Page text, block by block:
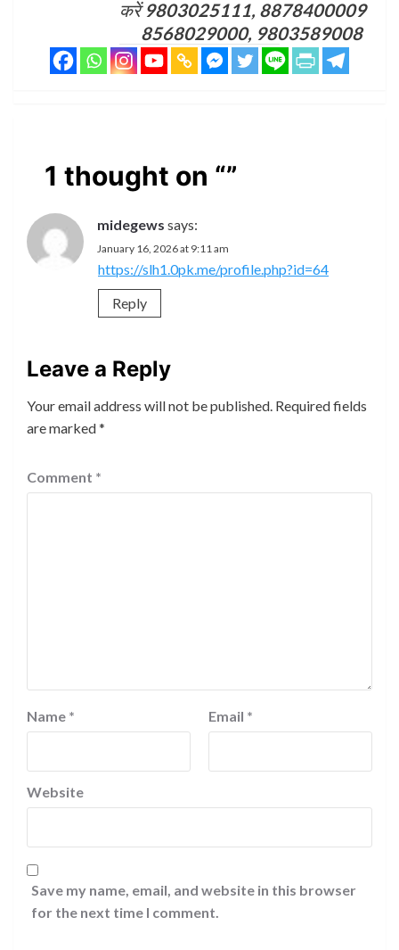
करें9803025111, 8878400009
8568029000, 9803589008
1 thought on “”
midegews says:
January 16, 2026 at 9:11 am
https://slh1.0pk.me/profile.php?id=64
Reply
Leave a Reply
Your email address will not be published. Required fields
are marked*
Comment *
Name * Email *
Website
Save my name, email, and website in this browser
for the next time I comment.